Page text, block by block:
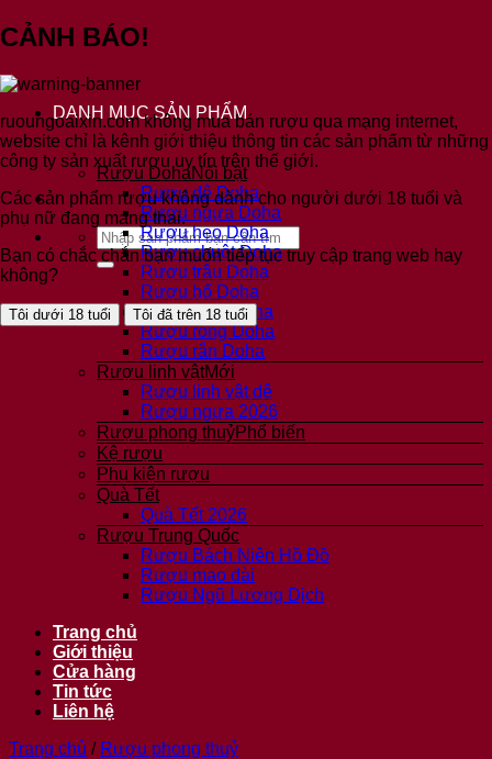
CẢNH BÁO!
ruoungoaixin.com không mua bán rượu qua mạng internet,
website chỉ là kênh giới thiệu thông tin các sản phẩm từ những
công ty sản xuất rượu uy tín trên thế giới.
Các sản phẩm rượu không dành cho người dưới 18 tuổi và
phụ nữ đang mang thai.
Bạn có chắc chắn bạn muốn tiếp tục truy cập trang web hay
không?
Tôi dưới 18 tuổi Tôi đã trên 18 tuổi
qua
dung
Tìm
kiếm:
DANH MỤC SẢN PHẨM
Rượu Doha
Rượu dê Doha
Rượu ngựa Doha
Rượu heo Doha
Rượu chuột Doha
Rượu trâu Doha
Rượu hổ Doha
Rượu mèo Doha
Rượu rồng Doha
Rượu rắn Doha
Rượu linh vật
Rượu linh vật dê
Rượu ngựa 2026
Rượu phong thuỷ
Kệ rượu
Phụ kiện rượu
Quà Tết
Quà Tết 2026
Rượu Trung Quốc
Rượu Bách Niên Hồ Đồ
Rượu mao đài
Rượu Ngũ Lương Dịch
Trang chủ
Giới thiệu
Cửa hàng
Tin tức
Liên hệ
Trang chủ / Rượu phong thuỷ